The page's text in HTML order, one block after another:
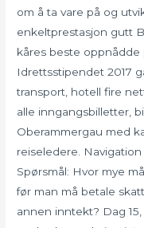
om å ta vare på og
enkeltprestasjon gutt
kåres beste oppnådde
Idrettsstipendet 2017
transport, hotell fire
alle inngangsbilletter,
Oberammergau med
reiseledere.
Spørsmål: Hvor mye
før man må betale
annen inntekt? Dag